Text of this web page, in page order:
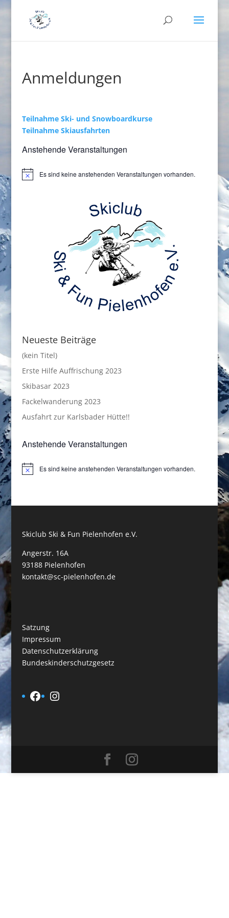
Anmeldungen
Teilnahme Ski- und Snowboardkurse
Teilnahme Skiausfahrten
Anstehende Veranstaltungen
HinweisEs sind keine anstehenden Veranstaltungen vorhanden.
Neueste Beiträge
(kein Titel)
Erste Hilfe Auffrischung 2023
Skibasar 2023
Fackelwanderung 2023
Ausfahrt zur Karlsbader Hütte!!
Anstehende Veranstaltungen
HinweisEs sind keine anstehenden Veranstaltungen vorhanden.
Skiclub Ski & Fun Pielenhofen e.V.
Angerstr. 16A
93188 Pielenhofen
kontakt@sc-pielenhofen.de
Satzung
Impressum
Datenschutzerklärung
Bundeskinderschutzgesetz
Facebook
Instagram